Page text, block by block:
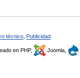
técnico Publicidad
en PHP, Joomla,